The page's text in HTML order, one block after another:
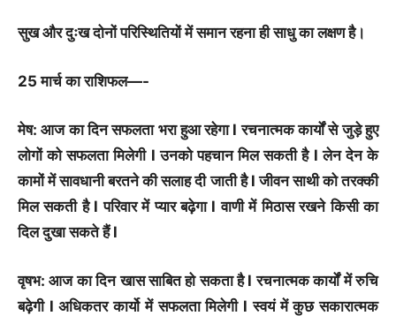
सुख और दुःख दोनों परिस्थितियों में समान रहना ही साधु का लक्षण है।
25 मार्च का राशिफल—-
मेष: आज का दिन सफलता भरा हुआ रहेगा l रचनात्मक कार्यों से जुड़े हुए
लोगों को सफलता मिलेगी l उनको पहचान मिल सकती है l लेन देन के
कामों में सावधानी बरतने की सलाह दी जाती है l जीवन साथी को तरक्की
मिल सकती है l परिवार में प्यार बढ़ेगा l वाणी में मिठास रखने किसी का
दिल दुखा सकते हैं l
वृषभ: आज का दिन खास साबित हो सकता है l रचनात्मक कार्यों में रुचि
बढ़ेगी l अधिकतर कार्यो में सफलता मिलेगी l स्वयं में कुछ सकारात्मक